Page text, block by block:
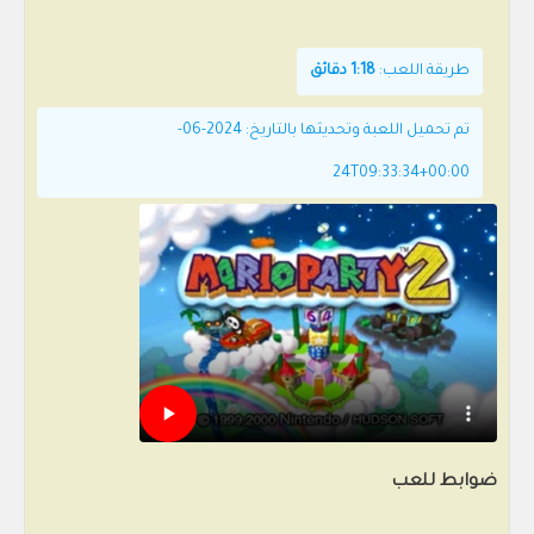
طريقة اللعب: 1:18 دقائق
تم تحميل اللعبة وتحديثها بالتاريخ: 2024-06-
24T09:33:34+00:00
ضوابط للعب